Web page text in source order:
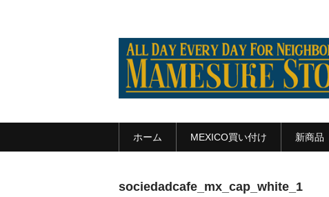
ホーム MEXICO買い付け 新商品
sociedadcafe_mx_cap_white_1